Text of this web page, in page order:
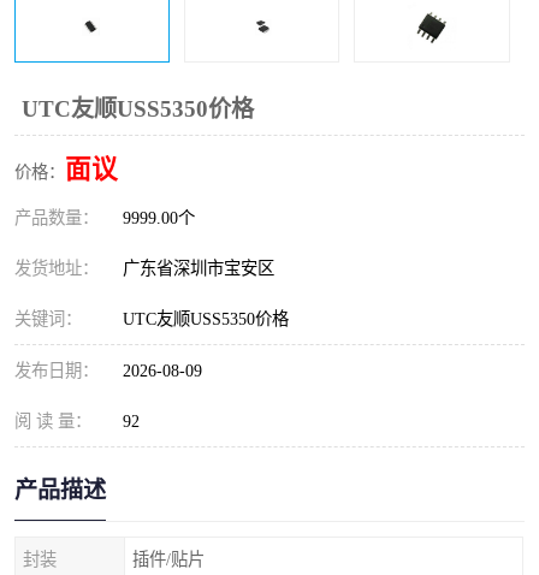
UTC友顺USS5350价格
价格： 面议
产品数量： 9999.00个
发货地址： 广东省深圳市宝安区
关键词： UTC友顺USS5350价格
发布日期： 2026-08-09
阅 读 量： 92
产品描述
封装 插件/贴片
FT61F021